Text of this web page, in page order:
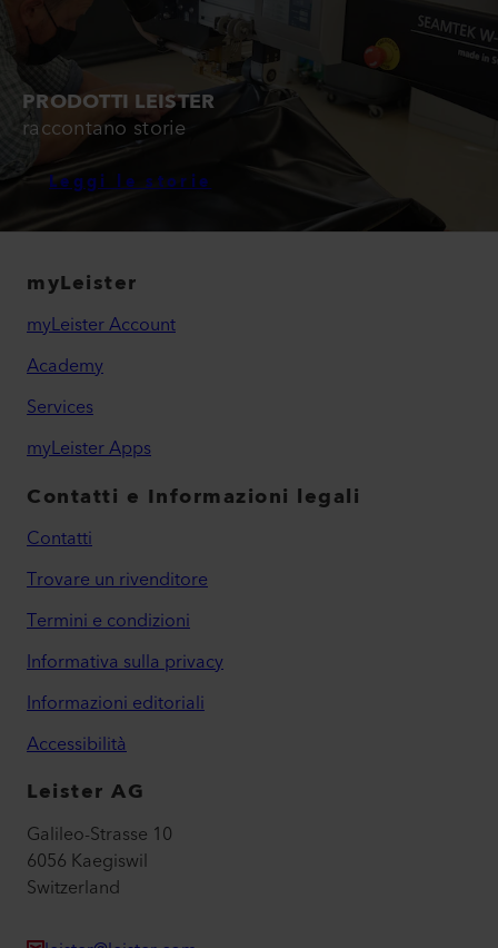
PRODOTTI LEISTER
raccontano storie
Leggi le storie
myLeister
myLeister Account
Academy
Services
myLeister Apps
Contatti e Informazioni legali
Contatti
Trovare un rivenditore
Termini e condizioni
Informativa sulla privacy
Informazioni editoriali
Accessibilità
Leister AG
Galileo-Strasse 10
6056 Kaegiswil
Switzerland